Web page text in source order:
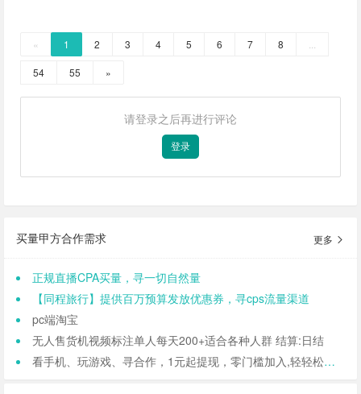
« 1 2 3 4 5 6 7 8
54 55 »
请登录之后再进行评论
登录
买量甲方合作需求 更多
正规直播CPA买量，寻一切自然量
【同程旅行】提供百万预算发放优惠券，寻cps流量渠道
pc端淘宝
无人售货机视频标注单人每天200+适合各种人群 结算:日结
看手机、玩游戏、寻合作，1元起提现，零门槛加入,轻轻松松日结,寻找合作小伙伴（CPA/CPL）